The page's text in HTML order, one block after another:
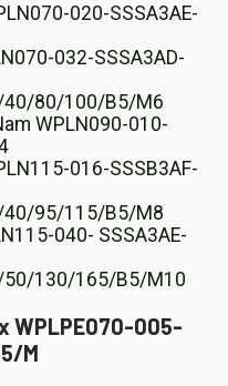
020-SSSA3AE-
032-SSSA3AD-
40/80/100/B5/M6
WPLN090-010-
016-SSSB3AF-
40/95/115/B5/M8
040- SSSA3AE-
50/130/165/B5/M10
WPLPE070-005-
M